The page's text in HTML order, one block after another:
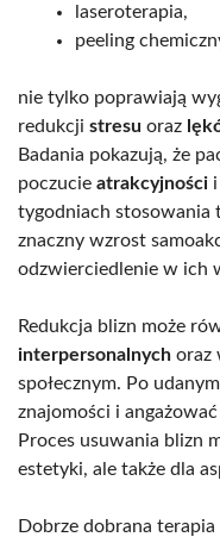
laseroterapia,
peeling
nie tylko poprawiają
redukcji stresu oraz
Badania pokazują, że
poczucie atrakcyjności i
tygodniach stosowania
znaczny wzrost
odzwierciedlenie w ich
Redukcja blizn może
interpersonalnych oraz
społecznym. Po
znajomości i
Proces usuwania blizn
estetyki, ale także dla
Dobrze dobrana